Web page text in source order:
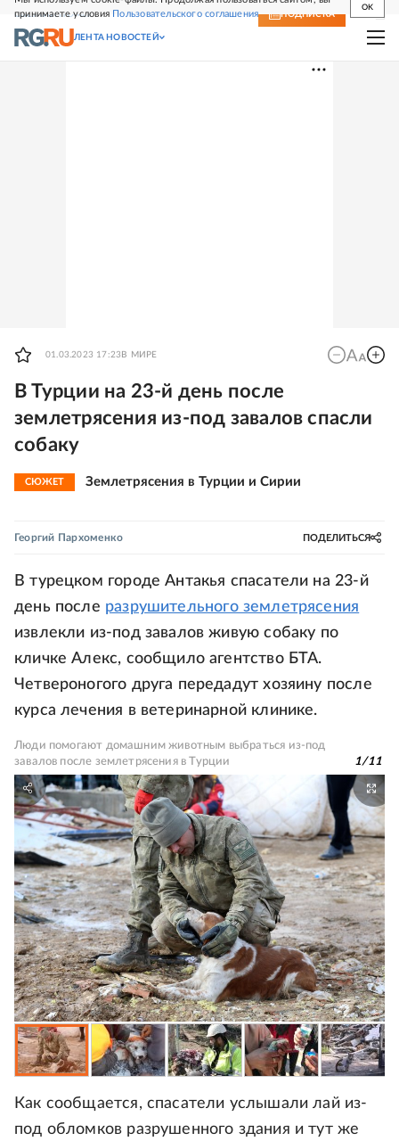
принимаете условия Пользовательского соглашения
OK
СВЕЖИЙ НОМЕР ПОДПИСКА
ЛЕНТА НОВОСТЕЙ
01.03.2023 17:23 В МИРЕ
В Турции на 23-й день после
землетрясения из-под завалов спасли
собаку
СЮЖЕТ Землетрясения в Турции и Сирии
Георгий Пархоменко ПОДЕЛИТЬСЯ
В турецком городе Антакья спасатели на 23-й
день после разрушительного землетрясения
извлекли из-под завалов живую собаку по
кличке Алекс, сообщило агентство БТА.
Четвероногого друга передадут хозяину после
курса лечения в ветеринарной клинике.
Люди помогают домашним животным выбраться из-под
завалов после землетрясения в Турции
1/11
Как сообщается, спасатели услышали лай из-
под обломков разрушенного здания и тут же